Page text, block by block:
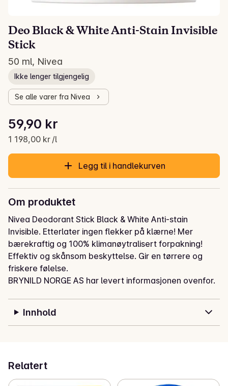
Deo Black & White Anti-Stain Invisible
Stick
50 ml, Nivea
Ikke lenger tilgjengelig
Se alle varer fra Nivea
Gjeldende pris er: 59,90 kr
59,90 kr
1 198,00 kr /l
Stykkpris: 1 198,00 kr /l
Legg til i handlekurven
Om produktet
Nivea Deodorant Stick Black & White Anti-stain
Invisible. Etterlater ingen flekker på klærne! Mer
bærekraftig og 100% klimanøytralisert forpakning!
Effektiv og skånsom beskyttelse. Gir en tørrere og
friskere følelse.
BRYNILD NORGE AS har levert informasjonen ovenfor.
Innhold
Relatert